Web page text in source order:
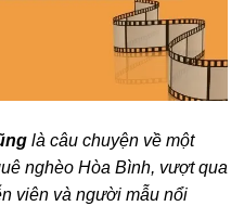
là câu chuyện về một
nghèo Hòa Bình, vượt qua
viên và người mẫu nổi